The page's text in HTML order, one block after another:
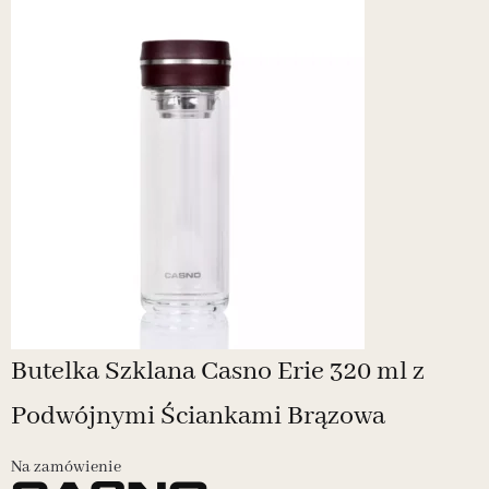
Butelka Szklana Casno Erie 320 ml z
Podwójnymi Ściankami Brązowa
Na zamówienie